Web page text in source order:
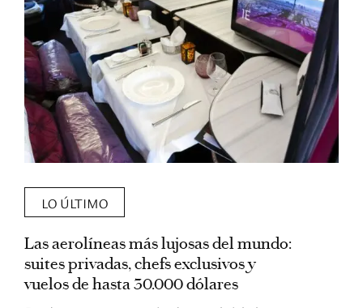
LO ÚLTIMO
Las aerolíneas más lujosas del mundo:
suites privadas, chefs exclusivos y
vuelos de hasta 30.000 dólares